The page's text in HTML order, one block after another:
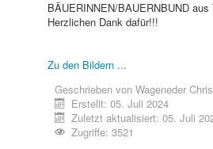
BÄUERINNEN/BAUERNBUND aus
Herzlichen Dank dafür!!!
Zu den Bildern ...
Geschrieben von Wageneder
Erstellt: 05. Juli 2024
Zuletzt aktualisiert: 05. Juli
Zugriffe: 3521